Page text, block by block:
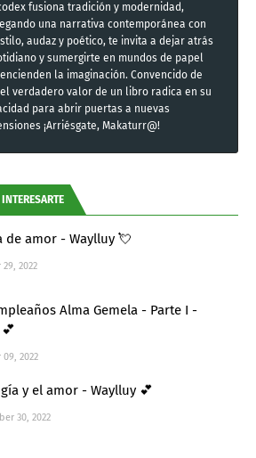
fusiona tradición y modernidad,
una narrativa contemporánea con
audaz y poético, te invita a dejar atrás
y sumergirte en mundos de papel
la imaginación. Convencido de
verdadero valor de un libro radica en su
para abrir puertas a nuevas
¡Arriésgate, Makaturr@!
de amor - Waylluy 💘
2022
Alma Gemela - Parte I -
2022
y el amor - Waylluy 💕
30, 2022